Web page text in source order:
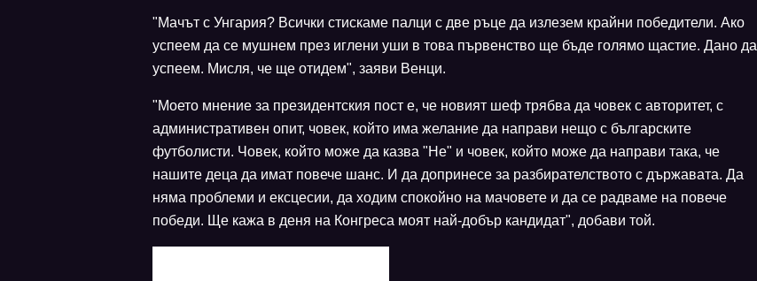
"Мачът с Унгария? Всички стискаме палци с две ръце да излезем крайни победители. Ако
успеем да се мушнем през иглени уши в това първенство ще бъде голямо щастие. Дано да
успеем. Мисля, че ще отидем", заяви Венци.
"Моето мнение за президентския пост е, че новият шеф трябва да човек с авторитет, с
административен опит, човек, който има желание да направи нещо с българските
футболисти. Човек, който може да казва "Не" и човек, който може да направи така, че
нашите деца да имат повече шанс. И да допринесе за разбирателството с държавата. Да
няма проблеми и ексцесии, да ходим спокойно на мачовете и да се радваме на повече
победи. Ще кажа в деня на Конгреса моят най-добър кандидат", добави той.